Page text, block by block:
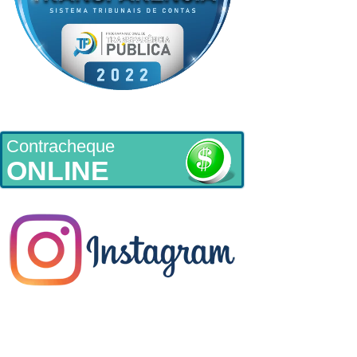
Contracheque
ONLINE